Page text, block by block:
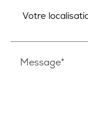
Message*